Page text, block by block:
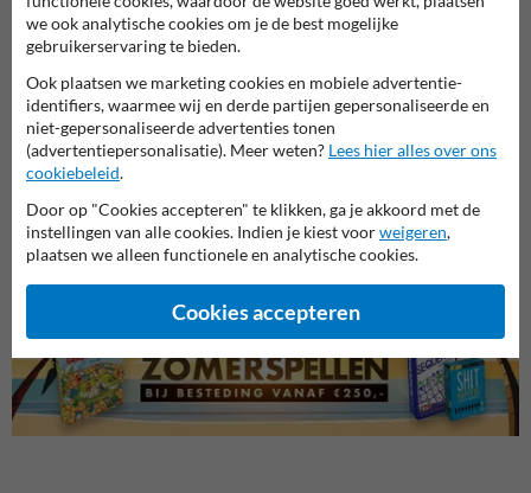
Parkeerplaats borden
we ook analytische cookies om je de best mogelijke
gebruikerservaring te bieden.
Ook plaatsen we marketing cookies en mobiele advertentie-
identifiers, waarmee wij en derde partijen gepersonaliseerde en
niet-gepersonaliseerde advertenties tonen
(advertentiepersonalisatie). Meer weten? Lees hier alles over ons
cookiebeleid.
Door op "Cookies accepteren" te klikken, ga je akkoord met de
instellingen van alle cookies. Indien je kiest voorweigeren,
plaatsen we alleen functionele en analytische cookies.
Cookies accepteren